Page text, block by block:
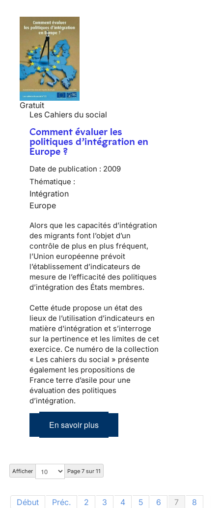
Gratuit
Les Cahiers du social
Comment évaluer les
politiques d’intégration en
Europe ?
Date de publication : 2009
Thématique :
Intégration
Europe
Alors que les capacités d’intégration
des migrants font l’objet d’un
contrôle de plus en plus fréquent,
l’Union européenne prévoit
l’établissement d’indicateurs de
mesure de l’efficacité des politiques
d’intégration des États membres.
Cette étude propose un état des
lieux de l’utilisation d’indicateurs en
matière d'intégration et s’interroge
sur la pertinence et les limites de cet
exercice. Ce numéro de la collection
« Les cahiers du social » présente
également les propositions de
France terre d’asile pour une
évaluation des politiques
d’intégration.
En savoir plus
Afficher Page 7 sur 11
Début Préc. 2 3 4 5 6 7 8